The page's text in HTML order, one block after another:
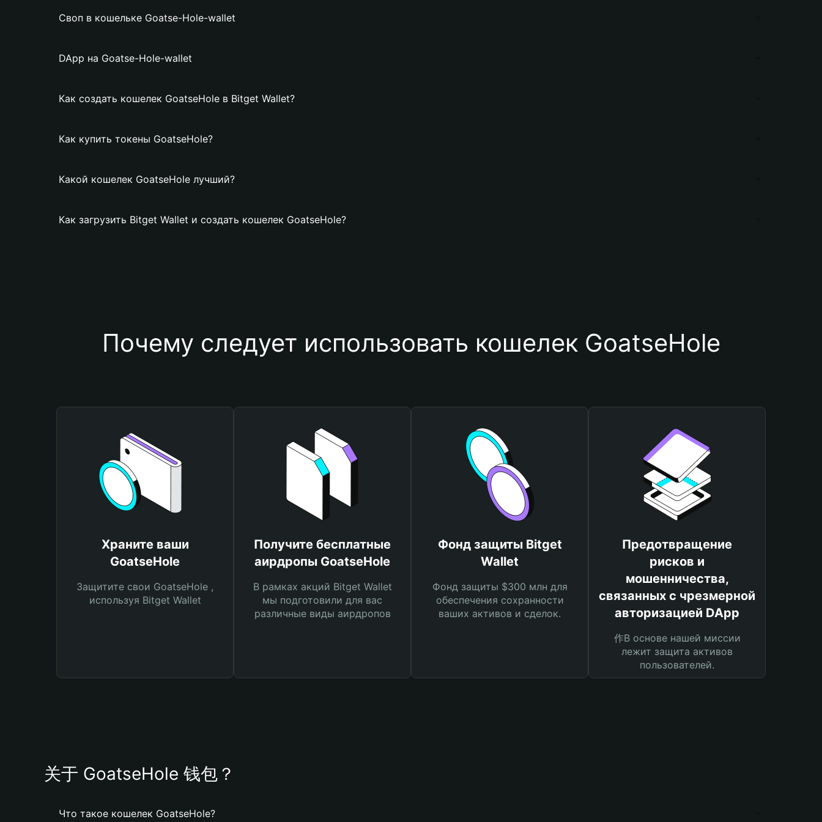
Своп в кошельке Goatse-Hole-wallet
DApp на Goatse-Hole-wallet
Как создать кошелек GoatseHole в Bitget Wallet?
Как купить токены GoatseHole?
Какой кошелек GoatseHole лучший?
Как загрузить Bitget Wallet и создать кошелек GoatseHole?
Почему следует использовать кошелек GoatseHole
Храните ваши
GoatseHole
Защитите свои GoatseHole ,
используя Bitget Wallet
Получите бесплатные
аирдропы GoatseHole
В рамках акций Bitget Wallet
мы подготовили для вас
различные виды аирдропов
Фонд защиты Bitget
Wallet
Фонд защиты $300 млн для
обеспечения сохранности
ваших активов и сделок.
Предотвращение
рисков и
мошенничества,
связанных с чрезмерной
авторизацией DApp
作В основе нашей миссии
лежит защита активов
пользователей.
关于 GoatseHole 钱包？
Что такое кошелек GoatseHole?